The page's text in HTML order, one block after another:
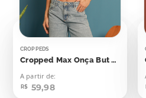
CROPPEDS
Cropped Max Onça But First Coffee
A partir de:
R$ 59,98